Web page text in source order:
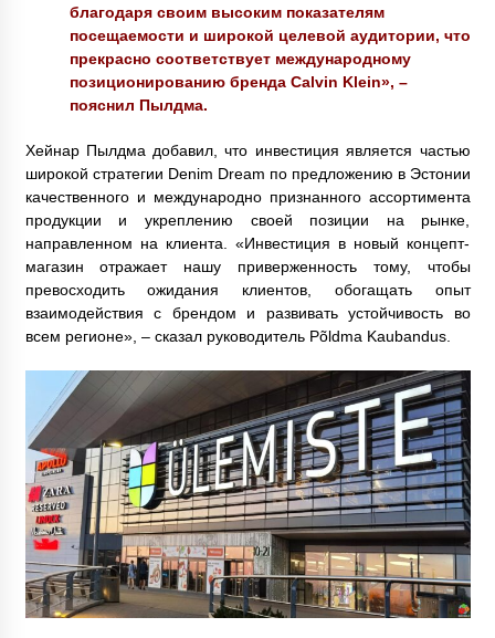
благодаря своим высоким показателям
посещаемости и широкой целевой аудитории, что
прекрасно соответствует международному
позиционированию бренда Calvin Klein», –
пояснил Пылдма.
Хейнар Пылдма добавил, что инвестиция является частью
широкой стратегии Denim Dream по предложению в Эстонии
качественного и международно признанного ассортимента
продукции и укреплению своей позиции на рынке,
направленном на клиента. «Инвестиция в новый концепт-
магазин отражает нашу приверженность тому, чтобы
превосходить ожидания клиентов, обогащать опыт
взаимодействия с брендом и развивать устойчивость во
всем регионе», – сказал руководитель Põldma Kaubandus.